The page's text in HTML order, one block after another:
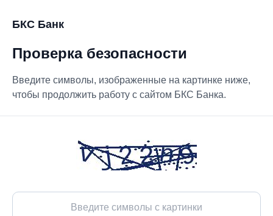
БКС Банк
Проверка безопасности
Введите символы, изображенные на картинке ниже,
чтобы продолжить работу с сайтом БКС Банка.